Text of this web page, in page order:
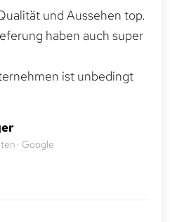
und Aussehen top.
haben auch super
ist unbedingt
· Google